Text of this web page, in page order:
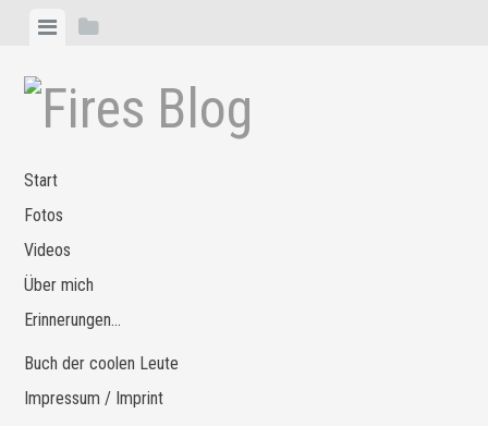
Zum
springen
MenüSeitenleiste
Start
Fotos
Videos
Über mich
Erinnerungen…
Buch der coolen Leute
Impressum / Imprint